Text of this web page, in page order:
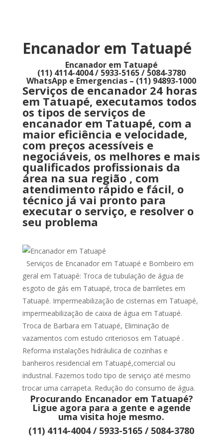
Encanador em Tatuapé
Encanador em Tatuapé
(11) 4114-4004 / 5933-5165 / 5084-3780
WhatsApp e Emergencias – (11) 94893-1000
Serviços de encanador 24 horas
em Tatuapé, executamos todos
os tipos de serviços de
encanador em Tatuapé, com a
maior eficiência e velocidade,
com preços acessíveis e
negociáveis, os melhores e mais
qualificados profissionais da
área na sua região , com
atendimento rápido e fácil, o
técnico já vai pronto para
executar o serviço, e resolver o
seu problema
Serviços de Encanador em Tatuapé e Bombeiro em
geral em Tatuapé: Troca de tubulação de água de
esgoto de gás em Tatuapé, troca de barriletes em
Tatuapé. Impermeabilização de cisternas em Tatuapé,
impermeabilização de caixa de água em Tatuapé.
Troca de Barbara em Tatuapé, Eliminação de
vazamentos com estudo criteriosos em Tatuapé .
Reforma instalações hidráulica de cozinhas e
banheiros residencial em Tatuapé,comercial ou
industrial. Fazemos todo tipo de serviço até mesmo
trocar uma carrapeta. Redução do consumo de água.
Procurando Encanador em Tatuapé?
Ligue agora para a gente e agende
uma visita hoje mesmo.
(11) 4114-4004 / 5933-5165 / 5084-3780